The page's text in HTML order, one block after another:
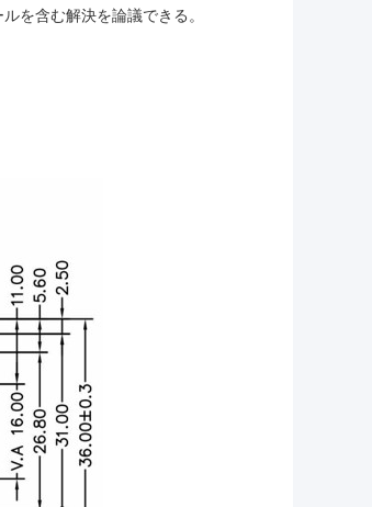
を含む解決を論議できる。